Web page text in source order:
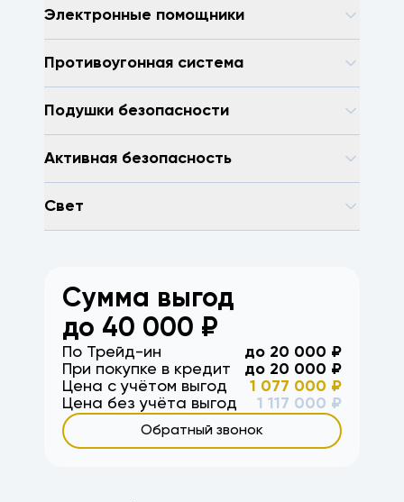
Электронные помощники
Противоугонная система
Подушки безопасности
Активная безопасность
Свет
Сумма выгод
до 40 000 ₽
По Трейд-ин до 20 000 ₽
При покупке в кредит
до 20 000 ₽
Цена с учётом выгод
1 077 000 ₽
Цена без учёта выгод
1 117 000 ₽
Обратный звонок